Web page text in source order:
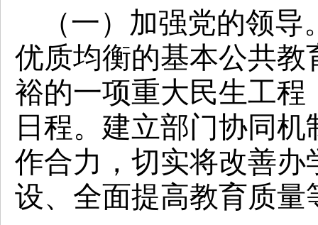
（一）加强党的领
优质均衡的基本公共
裕的一项重大民生工
日程。建立部门协同
作合力，切实将改善
设、全面提高教育质